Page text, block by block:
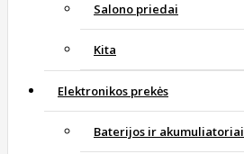
Salono priedai
Kita
Elektronikos prekės
Baterijos ir akumuliatoriai